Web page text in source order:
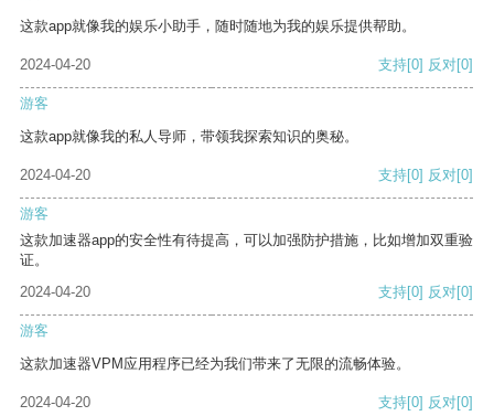
这款app就像我的娱乐小助手，随时随地为我的娱乐提供帮助。
2024-04-20 支持[0] 反对[0]
游客
这款app就像我的私人导师，带领我探索知识的奥秘。
2024-04-20 支持[0] 反对[0]
游客
这款加速器app的安全性有待提高，可以加强防护措施，比如增加双重验
证。
2024-04-20
支持[0] 反对[0]
游客
这款加速器VPM应用程序已经为我们带来了无限的流畅体验。
2024-04-20 支持[0] 反对[0]